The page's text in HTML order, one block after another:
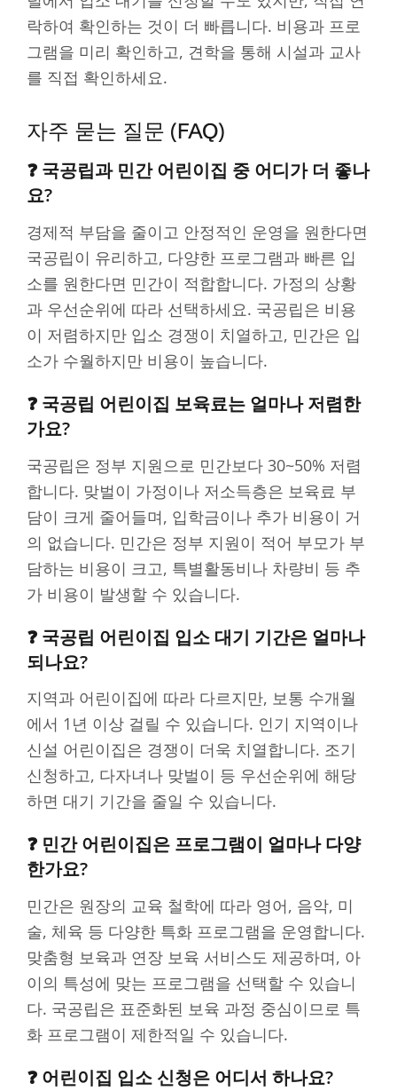
락하여 확인하는 것이 더 빠릅니다. 비용과 프로
그램을 미리 확인하고, 견학을 통해 시설과 교사
를 직접 확인하세요.
자주 묻는 질문 (FAQ)
❓ 국공립과 민간 어린이집 중 어디가 더 좋나
요?
경제적 부담을 줄이고 안정적인 운영을 원한다면
국공립이 유리하고, 다양한 프로그램과 빠른 입
소를 원한다면 민간이 적합합니다. 가정의 상황
과 우선순위에 따라 선택하세요. 국공립은 비용
이 저렴하지만 입소 경쟁이 치열하고, 민간은 입
소가 수월하지만 비용이 높습니다.
❓ 국공립 어린이집 보육료는 얼마나 저렴한
가요?
국공립은 정부 지원으로 민간보다 30~50% 저렴
합니다. 맞벌이 가정이나 저소득층은 보육료 부
담이 크게 줄어들며, 입학금이나 추가 비용이 거
의 없습니다. 민간은 정부 지원이 적어 부모가 부
담하는 비용이 크고, 특별활동비나 차량비 등 추
가 비용이 발생할 수 있습니다.
❓ 국공립 어린이집 입소 대기 기간은 얼마나
되나요?
지역과 어린이집에 따라 다르지만, 보통 수개월
에서 1년 이상 걸릴 수 있습니다. 인기 지역이나
신설 어린이집은 경쟁이 더욱 치열합니다. 조기
신청하고, 다자녀나 맞벌이 등 우선순위에 해당
하면 대기 기간을 줄일 수 있습니다.
❓ 민간 어린이집은 프로그램이 얼마나 다양
한가요?
민간은 원장의 교육 철학에 따라 영어, 음악, 미
술, 체육 등 다양한 특화 프로그램을 운영합니다.
맞춤형 보육과 연장 보육 서비스도 제공하며, 아
이의 특성에 맞는 프로그램을 선택할 수 있습니
다. 국공립은 표준화된 보육 과정 중심이므로 특
화 프로그램이 제한적일 수 있습니다.
❓ 어린이집 입소 신청은 어디서 하나요?